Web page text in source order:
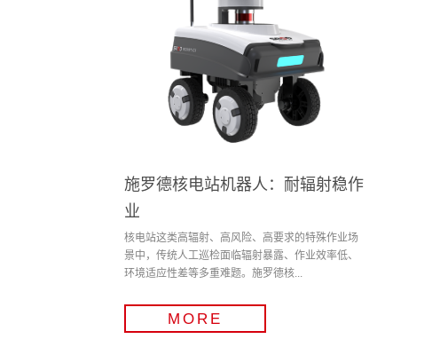
施罗德核电站机器人：耐辐射稳作
业
核电站这类高辐射、高风险、高要求的特殊作业场
景中，传统人工巡检面临辐射暴露、作业效率低、
环境适应性差等多重难题。施罗德核...
MORE